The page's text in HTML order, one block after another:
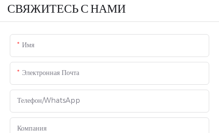
СВЯЖИТЕСЬ С НАМИ
Имя
Электронная Почта
Телефон/WhatsApp
Компания